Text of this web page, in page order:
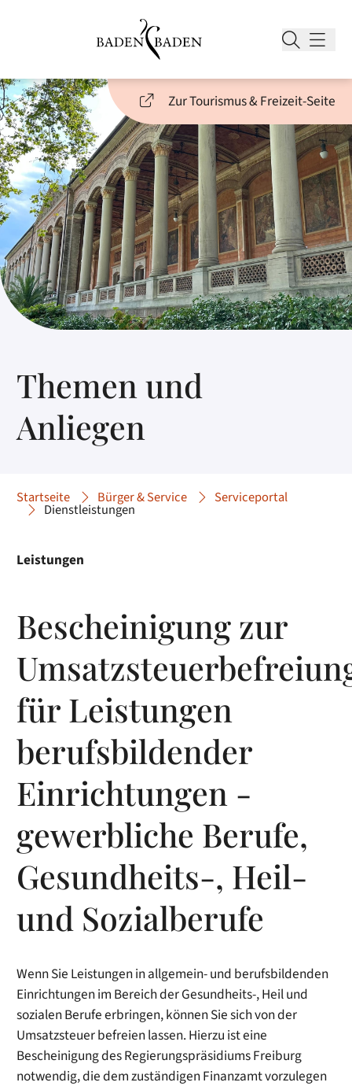
Zur Tourismus & Freizeit-Seite
Themen und
Anliegen
Startseite Bürger & Service Serviceportal
Dienstleistungen
Leistungen
Bescheinigung zur
für Leistungen
berufsbildender
Einrichtungen -
gewerbliche Berufe,
Gesundheits-, Heil-
und Sozialberufe
Wenn Sie Leistungen in allgemein- und berufsbildenden
Einrichtungen im Bereich der Gesundheits-, Heil und
sozialen Berufe erbringen, können Sie sich von der
Umsatzsteuer befreien lassen. Hierzu ist eine
Bescheinigung des Regierungspräsidiums Freiburg
notwendig, die dem zuständigen Finanzamt vorzulegen